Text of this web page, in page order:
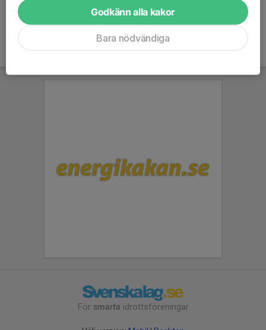
För smarta idrottsföreningar
Godkänn alla kakor
Bara nödvändiga